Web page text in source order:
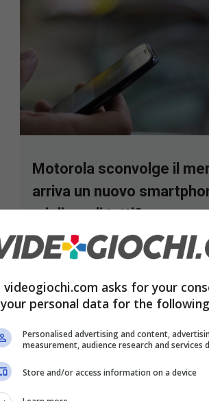
Motorola sconvolge il
arriva un nuovo
migliore di tutti?
25
videogiochi.com asks for your
your personal data for the
Personalised advertising and content,
measurement, audience research and services
Store and/or access information on a device